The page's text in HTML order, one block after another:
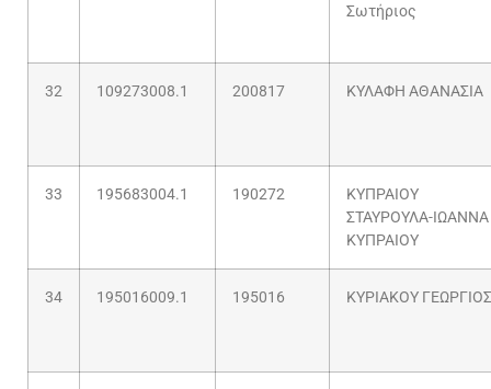
Σωτήριος
32 109273008.1 200817 ΚΥΛΑΦΗ ΑΘΑΝΑΣΙΑ
33 195683004.1 190272
ΚΥΠΡΑΙΟΥ
ΣΤΑΥΡΟΥΛΑ-ΙΩΑΝΝΑ
ΚΥΠΡΑΙΟΥ
34 195016009.1 195016 ΚΥΡΙΑΚΟΥ ΓΕΩΡΓΙΟΣ